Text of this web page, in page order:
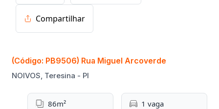
Compartilhar
(Código: PB9506) Rua Miguel Arcoverde
NOIVOS, Teresina - PI
86m² 1 vaga